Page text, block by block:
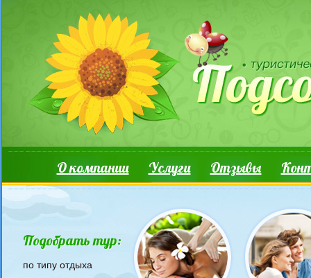
Основные ссылки
О компании Услуги Отзывы
Подобрать тур:
по типу отдыха